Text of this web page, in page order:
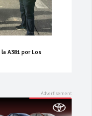
A381 por Los